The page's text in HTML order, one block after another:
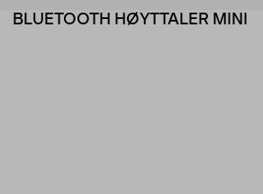
BLUETOOTH HØYTTALER MINI